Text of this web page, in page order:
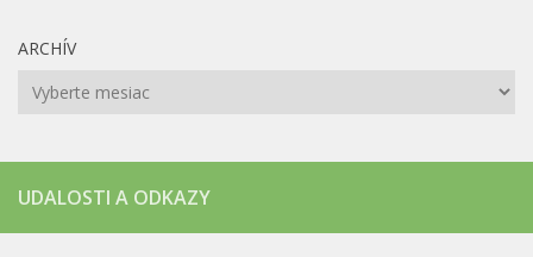
ARCHÍV
Archív
UDALOSTI A ODKAZY